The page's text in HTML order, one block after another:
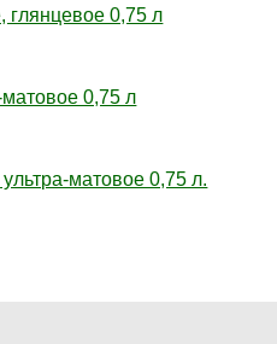
глянцевое 0,75 л
0,75 л
матовое 0,75 л.